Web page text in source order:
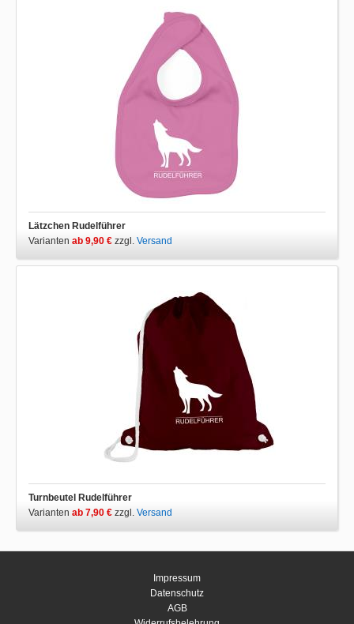
Lätzchen Rudelführer
Varianten ab 9,90 € zzgl. Versand
Turnbeutel Rudelführer
Varianten ab 7,90 € zzgl. Versand
Impressum
Datenschutz
AGB